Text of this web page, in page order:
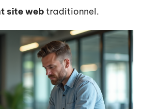
site web traditionnel.